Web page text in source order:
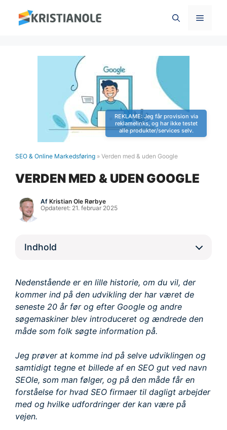
Menu
SEO & Online Markedsføring » Verden med & uden Google
VERDEN MED & UDEN GOOGLE
Af Kristian Ole Rørbye
Opdateret: 21. februar 2025
Indhold
Nedenstående er en lille historie, om du vil, der
kommer ind på den udvikling der har været de
seneste 20 år før og efter Google og andre
søgemaskiner blev introduceret og ændrede den
måde som folk søgte information på.
Jeg prøver at komme ind på selve udviklingen og
samtidigt tegne et billede af en SEO gut ved navn
SEOle, som man følger, og på den måde får en
forståelse for hvad SEO firmaer til dagligt arbejder
med og hvilke udfordringer der kan være på
vejen.